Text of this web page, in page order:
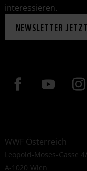
interessieren.
NEWSLETTER
WWF Österreich
Leopold-Moses-Gasse
A-1020 Wien